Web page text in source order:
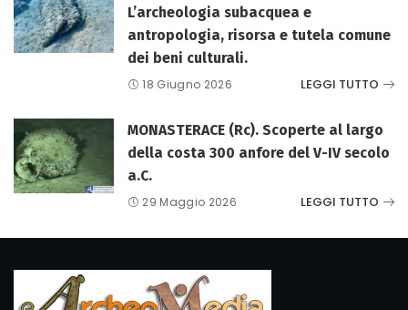
L’archeologia subacquea e
antropologia, risorsa e tutela comune
dei beni culturali.
18 Giugno 2026 LEGGI TUTTO
MONASTERACE (Rc). Scoperte al largo
della costa 300 anfore del V-IV secolo
a.C.
29 Maggio 2026 LEGGI TUTTO